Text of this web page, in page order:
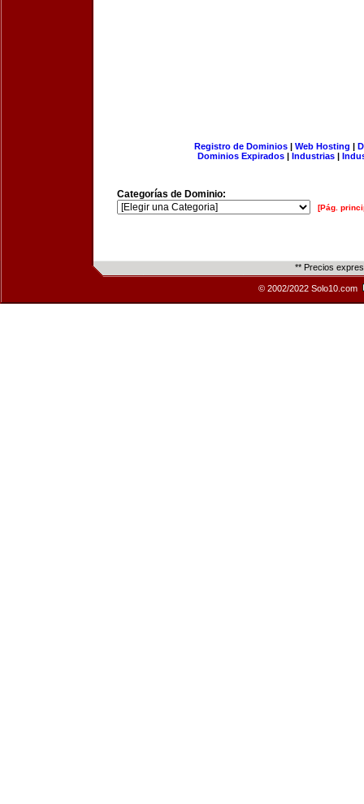
Registro de Dominios| Web Hosting |
Dominios Expirados | Industrias |
Categorías de Dominio:
[Pág.
** Precios
© 2002/2022 Solo10.com